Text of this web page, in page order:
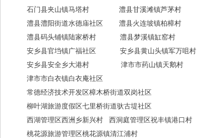
石门县夹山镇马塔村 澧县甘溪滩镇芦茅村
澧县澧阳街道水德庙社区 澧县火连坡镇柏樟村
澧县码头铺镇陆家桥村 澧县梦溪镇缸窑村
安乡县官垱镇广福社区 安乡县黄山头镇军万咀村
安乡县安全乡大港村 津市市药山镇天鹅村
津市市白衣镇白衣庵社区
常德经济技术开发区樟木桥街道双岗社区
柳叶湖旅游度假区七里桥街道驮古堤社区
西湖管理区西洲乡新兴村 西洞庭管理区祝丰镇港口村
桃花源旅游管理区桃花源镇清江浦村